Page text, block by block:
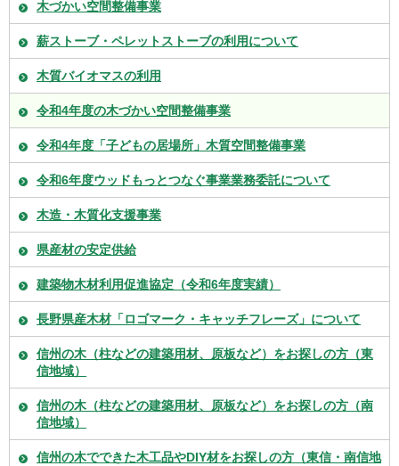
木づかい空間整備事業
薪ストーブ・ペレットストーブの利用について
木質バイオマスの利用
令和4年度の木づかい空間整備事業
令和4年度「子どもの居場所」木質空間整備事業
令和6年度ウッドもっとつなぐ事業業務委託について
木造・木質化支援事業
県産材の安定供給
建築物木材利用促進協定（令和6年度実績）
長野県産木材「ロゴマーク・キャッチフレーズ」について
信州の木（柱などの建築用材、原板など）をお探しの方（東
信地域）
信州の木（柱などの建築用材、原板など）をお探しの方（南
信地域）
信州の木でできた木工品やDIY材をお探しの方（東信・南信地